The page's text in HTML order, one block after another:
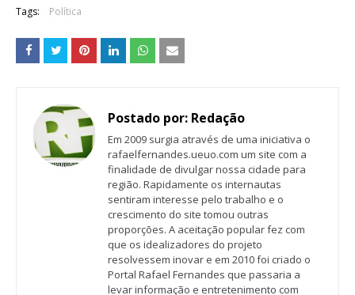
Tags: Política
Postado por: Redação
Em 2009 surgia através de uma iniciativa o
rafaelfernandes.ueuo.com um site com a
finalidade de divulgar nossa cidade para
região. Rapidamente os internautas
sentiram interesse pelo trabalho e o
crescimento do site tomou outras
proporções. A aceitação popular fez com
que os idealizadores do projeto
resolvessem inovar e em 2010 foi criado o
Portal Rafael Fernandes que passaria a
levar informação e entretenimento com